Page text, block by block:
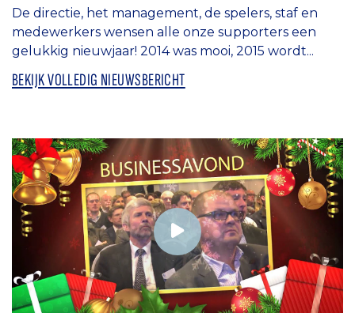
De directie, het management, de spelers, staf en
medewerkers wensen alle onze supporters een
gelukkig nieuwjaar! 2014 was mooi, 2015 wordt...
BEKIJK VOLLEDIG NIEUWSBERICHT